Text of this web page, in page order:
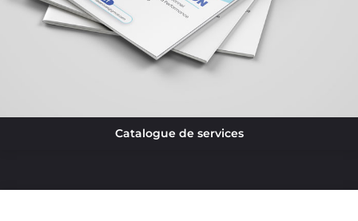
Catalogue de services